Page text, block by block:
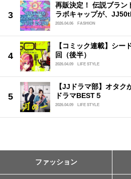
再販決定！ 伝説ブラン
ラボキャップが、
2026.04.06 FASHION
【コミック連載】シー
回（後半）
2026.04.09 LIFE STYLE
【JJドラマ部】オタ
ドラマBEST５
2026.04.09 LIFE STYLE
ファッション